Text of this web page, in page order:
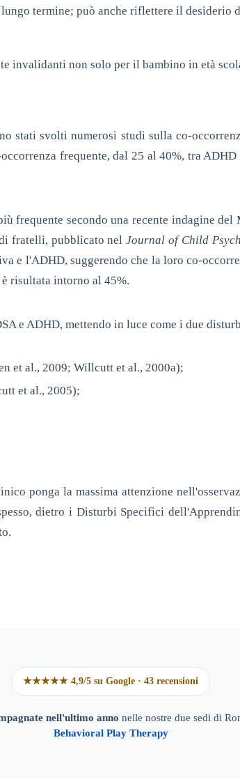
termine; può anche riflettere il desiderio
invalidanti non solo per il bambino in età
stati svolti numerosi studi sulla co-
frequente, dal 25 al 40%, tra
frequente secondo una recente indagine
fratelli, pubblicato nelJournal of Child
e l'ADHD, suggerendo che la loro co-
risultata intorno al 45%.
e ADHD, mettendo in luce come i due
et al., 2009; Willcutt et al., 2000a);
et al., 2005);
ponga la massima attenzione
dietro i Disturbi Specifici
★★★★★ 4,9/5 su Google · 43 recensioni
nell'ultimo anno nelle nostre due sedi di
Behavioral Play Therapy